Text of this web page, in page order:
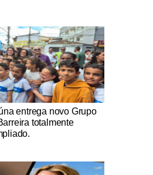
entrega novo Grupo
totalmente